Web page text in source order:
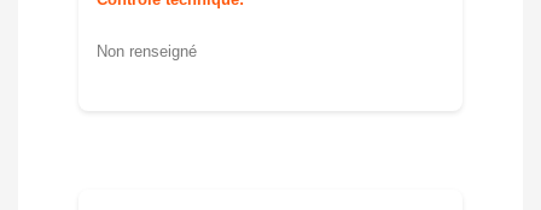
Non renseigné